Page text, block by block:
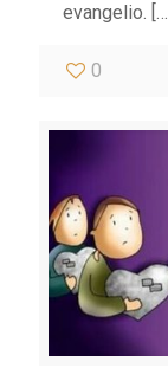
evangelio. […]
0